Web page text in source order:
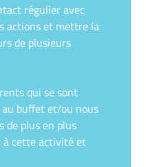
régulier avec
actions et mettre la
de plusieurs
qui se sont
buffet et/ou nous
de plus en plus
à cette activité et